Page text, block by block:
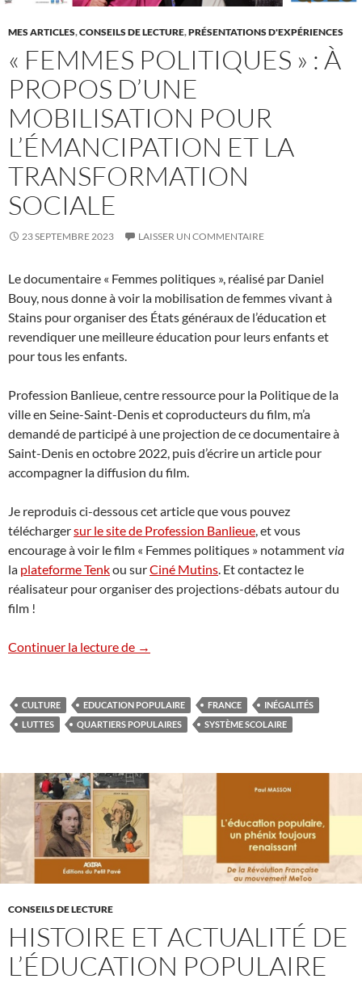
MES ARTICLES,CONSEILS DE LECTURE,PRÉSENTATIONS D'EXPÉRIENCES
« FEMMES POLITIQUES » : À
PROPOS D’UNE
MOBILISATION POUR
L’ÉMANCIPATION ET LA
TRANSFORMATION
SOCIALE
23 SEPTEMBRE 2023 LAISSER UN COMMENTAIRE
Le documentaire « Femmes politiques », réalisé par Daniel
Bouy, nous donne à voir la mobilisation de femmes vivant à
Stains pour organiser des États généraux de l’éducation et
revendiquer une meilleure éducation pour leurs enfants et
pour tous les enfants.
Profession Banlieue, centre ressource pour la Politique de la
ville en Seine-Saint-Denis et coproducteurs du film, m’a
demandé de participé à une projection de ce documentaire à
Saint-Denis en octobre 2022, puis d’écrire un article pour
accompagner la diffusion du film.
Je reproduis ci-dessous cet article que vous pouvez
téléchargersur le site de Profession Banlieue, et vous
encourage à voir le film « Femmes politiques » notammentvia
la plateforme Tenkou surCiné Mutins. Et contactez le
réalisateur pour organiser des projections-débats autour du
film !
Continuer la lecture de « Femmes politiques » : à propos
→
CULTURE EDUCATION POPULAIRE FRANCE
INÉGALITÉS
LUTTES
QUARTIERS POPULAIRES SYSTÈME SCOLAIRE
CONSEILS DE LECTURE
HISTOIRE ET ACTUALITÉ DE
L’ÉDUCATION POPULAIRE